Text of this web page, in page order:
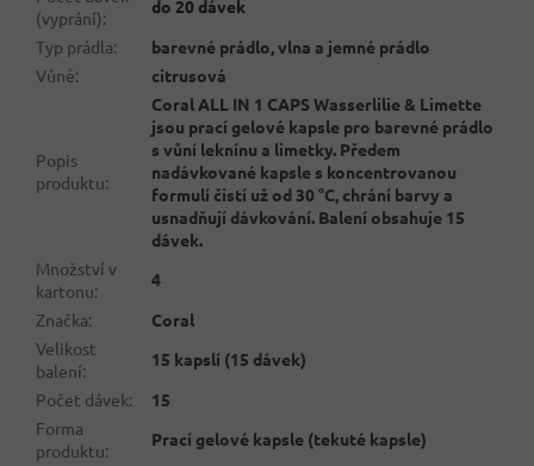
(vyprání):
do 20 dávek
Typ prádla:
barevné prádlo, vlna a jemné prádlo
Vůně: citrusová
Popis
produktu:
Coral ALL IN 1 CAPS Wasserlilie & Limette
jsou prací gelové kapsle pro barevné prádlo
s vůní leknínu a limetky. Předem
nadávkované kapsle s koncentrovanou
formulí čistí už od 30 °C, chrání barvy a
usnadňují dávkování. Balení obsahuje 15
dávek.
Množství v
kartonu:
4
Značka:
Coral
Velikost
balení:
15 kapslí (15 dávek)
Počet dávek:
15
Forma
produktu:
Prací gelové kapsle (tekuté kapsle)